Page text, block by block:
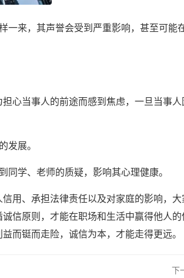
一来，其声誉会受到严重影响，甚至可能
心当事人的前途而感到焦虑，一旦当事人
发展。
学、老师的质疑，影响其心理健康。
用、承担法律责任以及对家庭的影响，
信原则，才能在职场和生活中赢得他人的
而铤而走险，诚信为本，才能走得更远。
下